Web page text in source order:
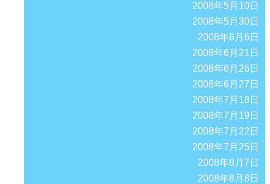
2008年5月10日
2008年5月30日
2008年6月6日
2008年6月21日
2008年6月26日
2008年6月27日
2008年7月18日
2008年7月19日
2008年7月22日
2008年7月25日
2008年8月7日
2008年8月8日